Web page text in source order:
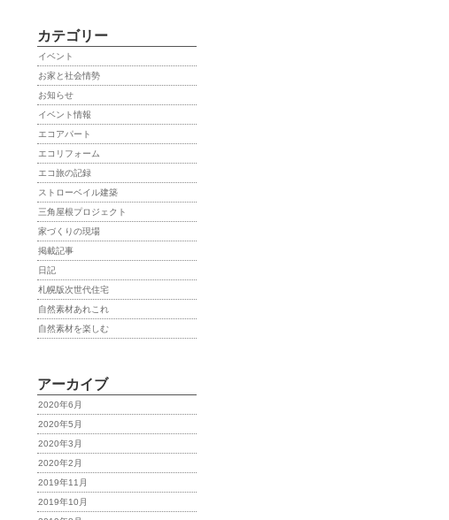
カテゴリー
イベント
お家と社会情勢
お知らせ
イベント情報
エコアパート
エコリフォーム
エコ旅の記録
ストローベイル建築
三角屋根プロジェクト
家づくりの現場
掲載記事
日記
札幌版次世代住宅
自然素材あれこれ
自然素材を楽しむ
アーカイブ
2020年6月
2020年5月
2020年3月
2020年2月
2019年11月
2019年10月